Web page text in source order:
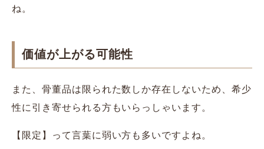
ね。
価値が上がる可能性
また、骨董品は限られた数しか存在しないため、希少
性に引き寄せられる方もいらっしゃいます。
【限定】って言葉に弱い方も多いですよね。